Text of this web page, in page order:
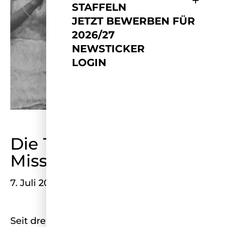
STAFFELN
JETZT BEWERBEN FÜR
2026/27
NEWSTICKER
LOGIN
Die Transformation von
Miss Germany
7. Juli 2024
Seit drei Jahren ist bei Miss Germany nichts